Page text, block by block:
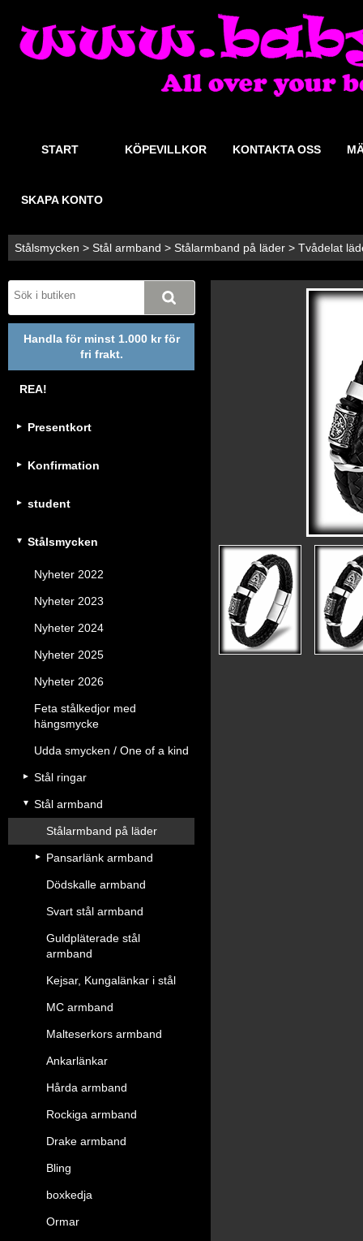
START KÖPEVILLKOR KONTAKTA OSS
SKAPA KONTO
Stålsmycken > Stål armband > Stålarmband på läder > Tvådelat
Handla för minst 1.000 kr för
fri frakt.
REA!
Presentkort
Konfirmation
student
Stålsmycken
Nyheter 2022
Nyheter 2023
Nyheter 2024
Nyheter 2025
Nyheter 2026
Feta stålkedjor med
hängsmycke
Udda smycken / One of a kind
Stål ringar
Stål armband
Stålarmband på läder
Pansarlänk armband
Dödskalle armband
Svart stål armband
Guldpläterade stål
armband
Kejsar, Kungalänkar i stål
MC armband
Malteserkors armband
Ankarlänkar
Hårda armband
Rockiga armband
Drake armband
Bling
boxkedja
Ormar